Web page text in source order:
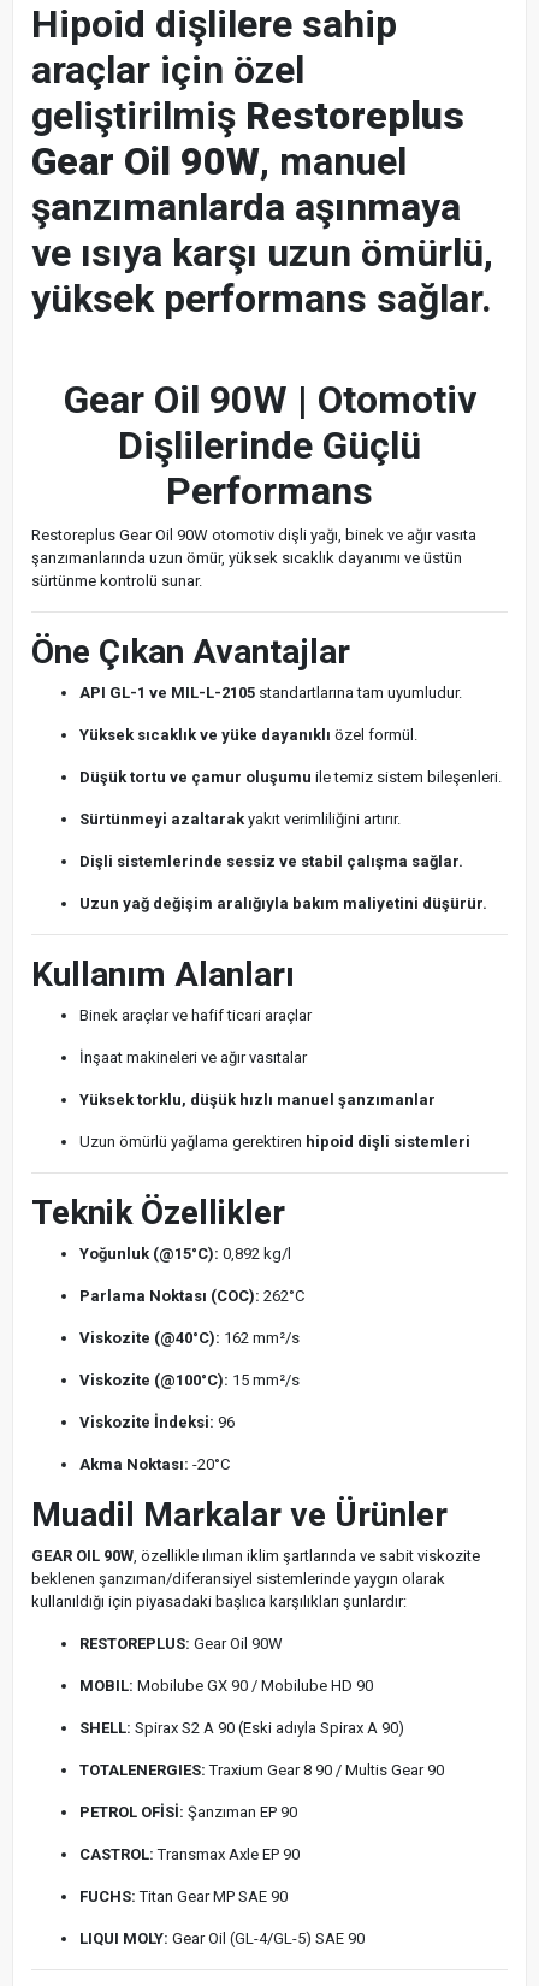
Hipoid dişlilere sahip
araçlar için özel
geliştirilmiş Restoreplus
Gear Oil 90W, manuel
şanzımanlarda aşınmaya
ve ısıya karşı uzun ömürlü,
yüksek performans sağlar.
Gear Oil 90W | Otomotiv
Dişlilerinde Güçlü
Performans
Restoreplus Gear Oil 90W otomotiv dişli yağı, binek ve ağır vasıta
şanzımanlarında uzun ömür, yüksek sıcaklık dayanımı ve üstün
sürtünme kontrolü sunar.
Öne Çıkan Avantajlar
API GL-1 ve MIL-L-2105 standartlarına tam uyumludur.
Yüksek sıcaklık ve yüke dayanıklı özel formül.
Düşük tortu ve çamur oluşumu ile temiz sistem bileşenleri.
Sürtünmeyi azaltarak yakıt verimliliğini artırır.
Dişli sistemlerinde sessiz ve stabil çalışma sağlar.
Uzun yağ değişim aralığıyla bakım maliyetini düşürür.
Kullanım Alanları
Binek araçlar ve hafif ticari araçlar
İnşaat makineleri ve ağır vasıtalar
Yüksek torklu, düşük hızlı manuel şanzımanlar
Uzun ömürlü yağlama gerektiren hipoid dişli sistemleri
Teknik Özellikler
Yoğunluk (@15°C): 0,892 kg/l
Parlama Noktası (COC): 262°C
Viskozite (@40°C): 162 mm²/s
Viskozite (@100°C): 15 mm²/s
Viskozite İndeksi: 96
Akma Noktası: -20°C
Muadil Markalar ve Ürünler
GEAR OIL 90W, özellikle ılıman iklim şartlarında ve sabit viskozite
beklenen şanzıman/diferansiyel sistemlerinde yaygın olarak
kullanıldığı için piyasadaki başlıca karşılıkları şunlardır:
RESTOREPLUS: Gear Oil 90W
MOBIL: Mobilube GX 90 / Mobilube HD 90
SHELL: Spirax S2 A 90 (Eski adıyla Spirax A 90)
TOTALENERGIES: Traxium Gear 8 90 / Multis Gear 90
PETROL OFİSİ: Şanzıman EP 90
CASTROL: Transmax Axle EP 90
FUCHS: Titan Gear MP SAE 90
LIQUI MOLY: Gear Oil (GL-4/GL-5) SAE 90